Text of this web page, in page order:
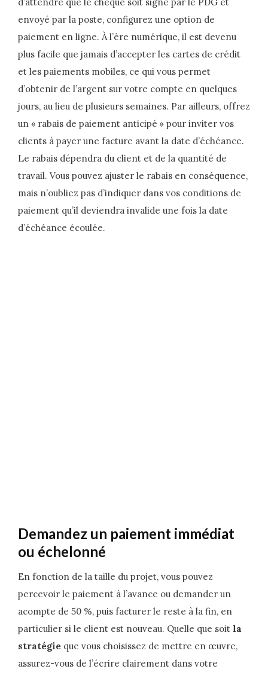
envoyé par la poste, configurez une option de
paiement en ligne. À l’ère numérique, il est devenu
plus facile que jamais d’accepter les cartes de crédit
et les paiements mobiles, ce qui vous permet
d’obtenir de l’argent sur votre compte en quelques
jours, au lieu de plusieurs semaines. Par ailleurs, offrez
un « rabais de paiement anticipé » pour inviter vos
clients à payer une facture avant la date d’échéance.
Le rabais dépendra du client et de la quantité de
travail. Vous pouvez ajuster le rabais en conséquence,
mais n’oubliez pas d’indiquer dans vos conditions de
paiement qu’il deviendra invalide une fois la date
d’échéance écoulée.
Demandez un paiement immédiat
ou échelonné
En fonction de la taille du projet, vous pouvez
percevoir le paiement à l’avance ou demander un
acompte de 50 %, puis facturer le reste à la fin, en
particulier si le client est nouveau. Quelle que soit la
stratégie que vous choisissez de mettre en œuvre,
assurez-vous de l’écrire clairement dans votre